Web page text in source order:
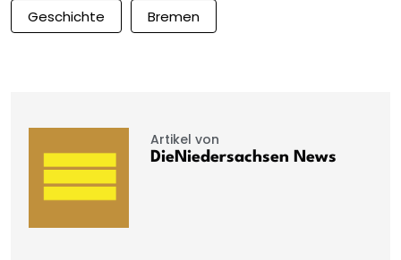
Geschichte Bremen
Artikel von
DieNiedersachsen News